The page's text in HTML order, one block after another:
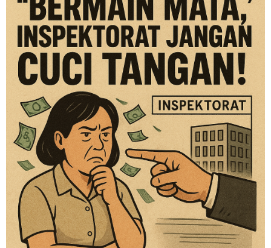
Mengakibatkan Korban Meninggal Dunia
Polres Garut Ungkap Kasus Pengeroyokan di Tarogong
Kaler, 22 Terduga Pelaku Berhasil Diamankan
Amankan Sopir Mabuk, Polsek Cilawu Cegah Kecelakaan
di Jalan Raya Garut–Tasikmalaya